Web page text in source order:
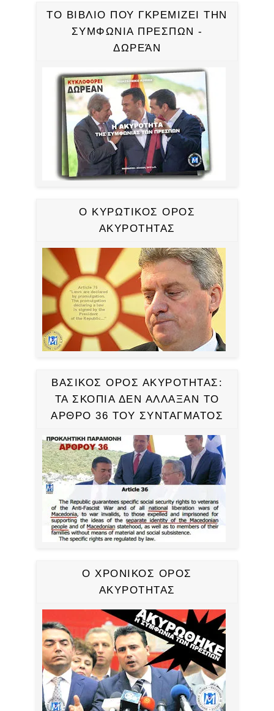
ΤΟ ΒΙΒΛΙΟ ΠΟΥ ΓΚΡΕΜΙΖΕΙ ΤΗΝ
ΣΥΜΦΩΝΙΑ ΠΡΕΣΠΩΝ -
ΔΩΡΕΆΝ
Ο ΚΥΡΩΤΙΚΟΣ ΟΡΟΣ
ΑΚΥΡΟΤΗΤΑΣ
ΒΑΣΙΚΟΣ ΟΡΟΣ ΑΚΥΡΟΤΗΤΑΣ:
ΤΑ ΣΚΟΠΙΑ ΔΕΝ ΑΛΛΑΞΑΝ ΤΟ
ΑΡΘΡΟ 36 ΤΟΥ ΣΥΝΤΑΓΜΑΤΟΣ
Ο ΧΡΟΝΙΚΟΣ ΟΡΟΣ
ΑΚΥΡΟΤΗΤΑΣ